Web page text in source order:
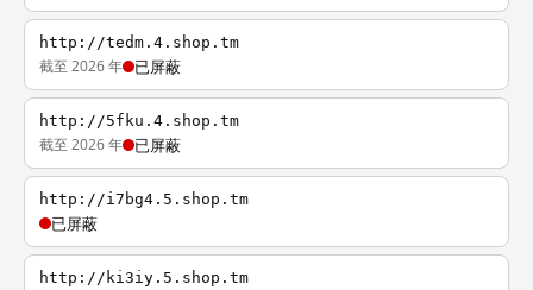
http://tedm.4.shop.tm
截至 2026 年 已屏蔽
http://5fku.4.shop.tm
截至 2026 年 已屏蔽
http://i7bg4.5.shop.tm
已屏蔽
http://ki3iy.5.shop.tm